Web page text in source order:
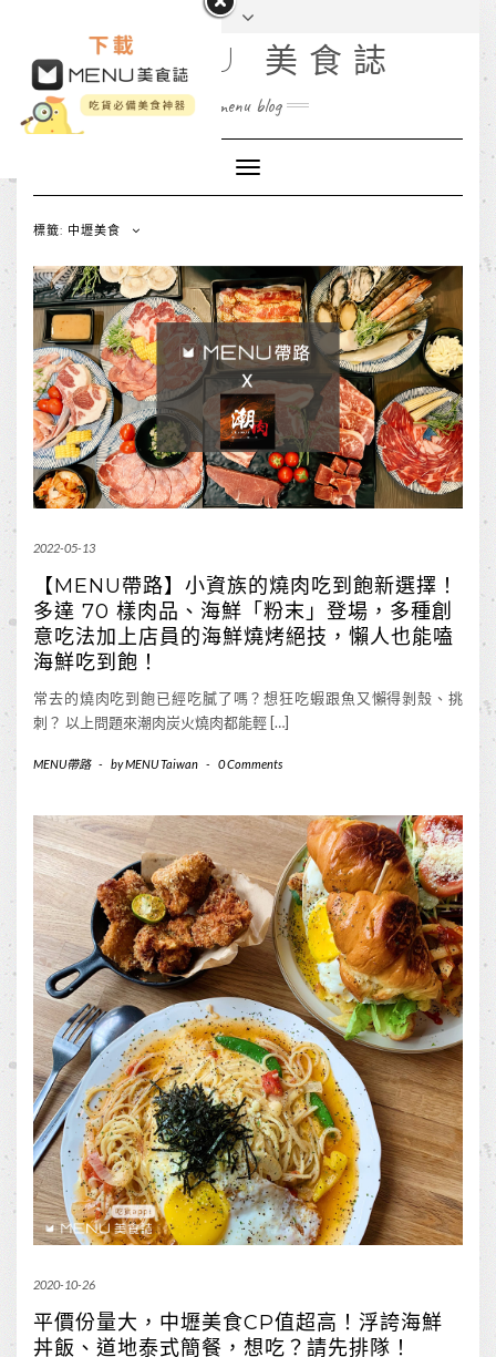
MENU 美食誌
menu blog
Toggle
Navigation
標籤: 中壢美食
2022-05-13
【MENU帶路】小資族的燒肉吃到飽新選擇！
多達 70 樣肉品、海鮮「粉末」登場，多種創
意吃法加上店員的海鮮燒烤絕技，懶人也能嗑
海鮮吃到飽！
常去的燒肉吃到飽已經吃膩了嗎？想狂吃蝦跟魚又懶得剝殼、挑
刺？ 以上問題來潮肉炭火燒肉都能輕 […]
MENU帶路 - byMENU Taiwan - 0 Comments
2020-10-26
平價份量大，中壢美食CP值超高！浮誇海鮮
丼飯、道地泰式簡餐，想吃？請先排隊！